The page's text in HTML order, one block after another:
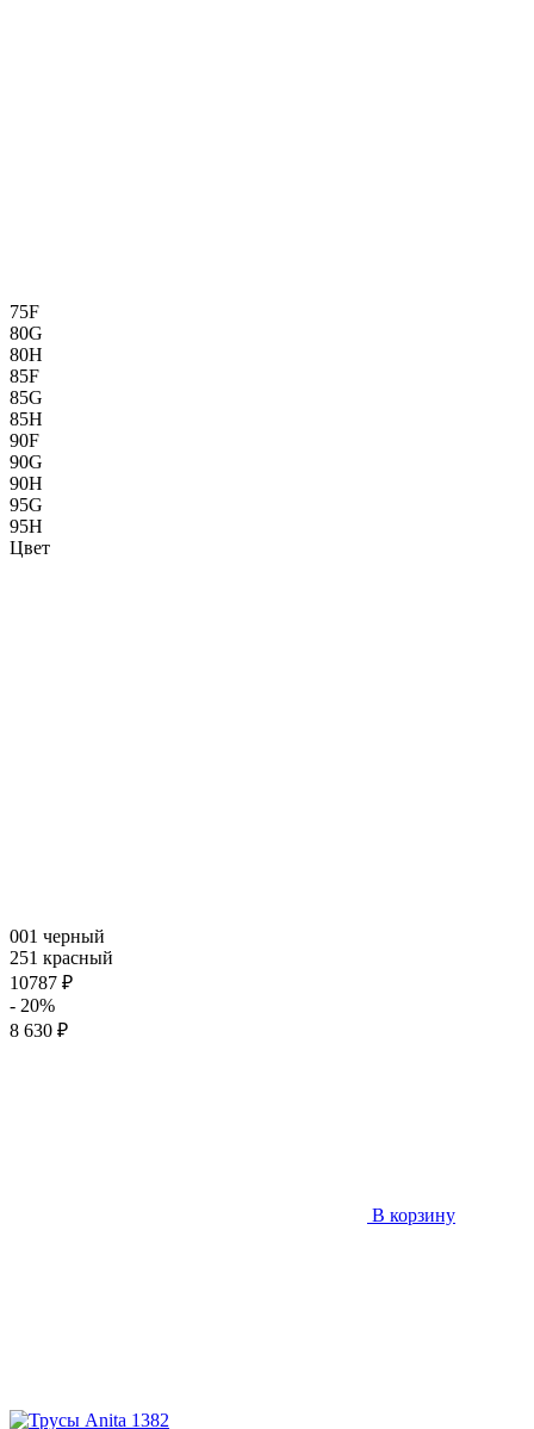
75F
80G
80H
85F
85G
85H
90F
90G
90H
95G
95H
Цвет
001 черный
251 красный
10787 ₽
- 20%
8 630 ₽
В корзину